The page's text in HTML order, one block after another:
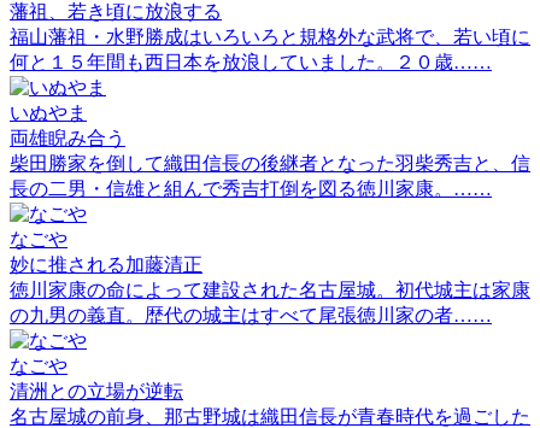
藩祖、若き頃に放浪する
福山藩祖・水野勝成はいろいろと規格外な武将で、若い頃に
何と１５年間も西日本を放浪していました。２０歳……
いぬやま
両雄睨み合う
柴田勝家を倒して織田信長の後継者となった羽柴秀吉と、信
長の二男・信雄と組んで秀吉打倒を図る徳川家康。……
なごや
妙に推される加藤清正
徳川家康の命によって建設された名古屋城。初代城主は家康
の九男の義直。歴代の城主はすべて尾張徳川家の者……
なごや
清洲との立場が逆転
名古屋城の前身、那古野城は織田信長が青春時代を過ごした